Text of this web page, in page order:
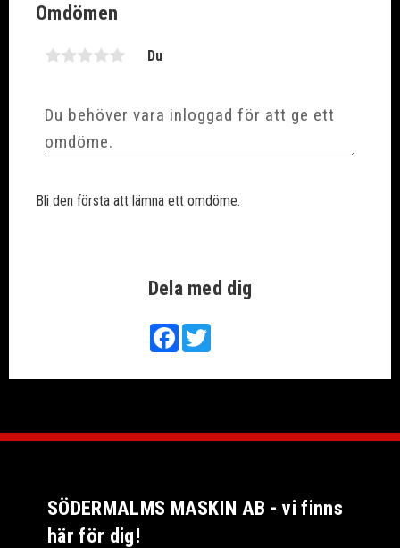
Dela med dig
FacebookTwitter
Omdömen
Du
Bli den första att lämna ett omdöme.
SÖDERMALMS MASKIN AB - vi finns
här för dig!